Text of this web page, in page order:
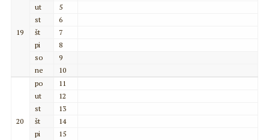
19
ut
5
st
6
št
7
pi
8
so
9
ne
10
20
po
11
ut
12
st
13
št
14
pi
15